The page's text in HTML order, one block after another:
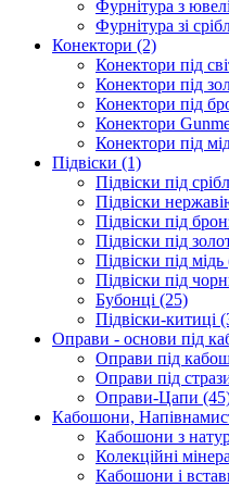
Фурнітура з
Фурнітура зі
Конектори (2)
Конектори під
Конектори під
Конектори під
Конектори
Конектори під
Підвіски (1)
Підвіски під
Підвіски
Підвіски під
Підвіски під
Підвіски під мідь
Підвіски під
Бубонці (25)
Підвіски-китиці
Оправи - основи під
Оправи під
Оправи під
Оправи-Цапи
Кабошони,
Кабошони з
Колекційні
Кабошони і